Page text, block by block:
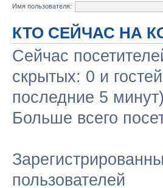
Имя пользователя:
КТО СЕЙЧАС НА
Сейчас
скрытых: 0 и
последние 5 минут)
Больше всего
пользователей